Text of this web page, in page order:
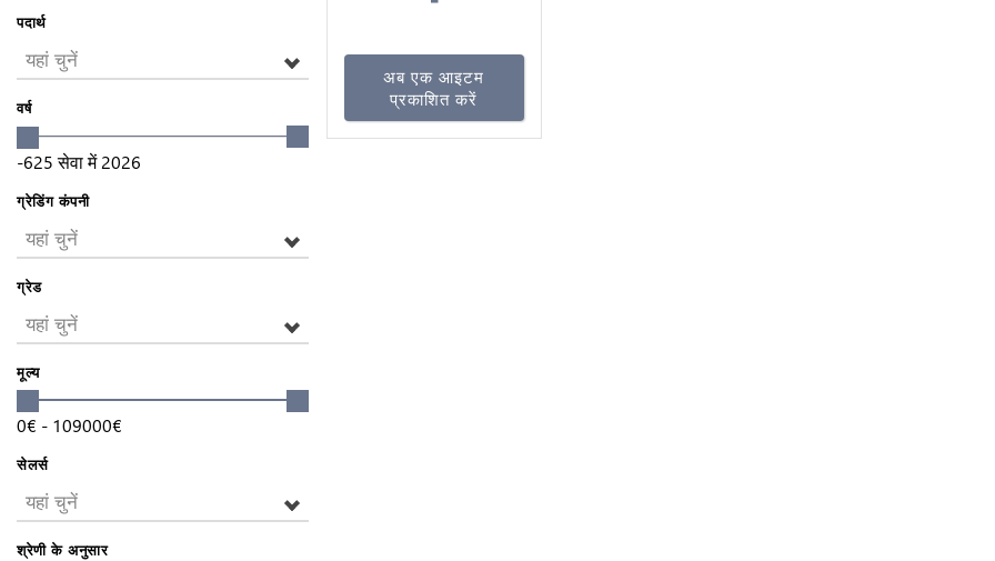
पदार्थ
यहां चुनें
वर्ष
-625 सेवा में 2026
ग्रेडिंग कंपनी
यहां चुनें
ग्रेड
यहां चुनें
मूल्य
0€ - 109000€
सेलर्स
यहां चुनें
श्रेणी के अनुसार
अब एक आइटम
प्रकाशित करें